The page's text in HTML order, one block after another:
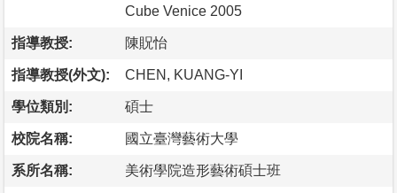
Cube Venice 2005
指導教授: 陳貺怡
指導教授(外文): CHEN, KUANG-YI
學位類別: 碩士
校院名稱: 國立臺灣藝術大學
系所名稱: 美術學院造形藝術碩士班